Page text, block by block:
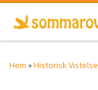
Hoppa till innehåll
Hem »Historisk Vistelse